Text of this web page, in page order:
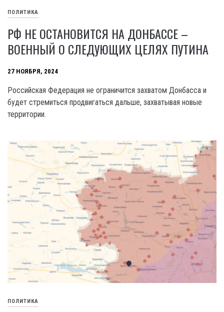
ПОЛИТИКА
РФ НЕ ОСТАНОВИТСЯ НА ДОНБАССЕ –
ВОЕННЫЙ О СЛЕДУЮЩИХ ЦЕЛЯХ ПУТИНА
27 НОЯБРЯ, 2024
Российская Федерация не ограничится захватом Донбасса и
будет стремиться продвигаться дальше, захватывая новые
территории.
ПОЛИТИКА